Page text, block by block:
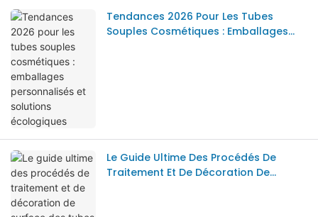
Tendances 2026 Pour Les Tubes
Souples Cosmétiques : Emballages
Le Guide Ultime Des Procédés De
Traitement Et De Décoration De